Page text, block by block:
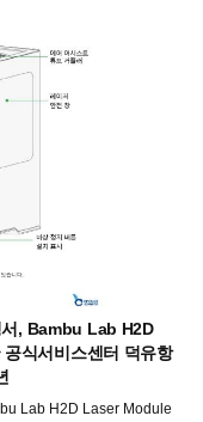
, Bambu Lab H2D
식서비스센터 덕유항
Lab H2D Laser Module